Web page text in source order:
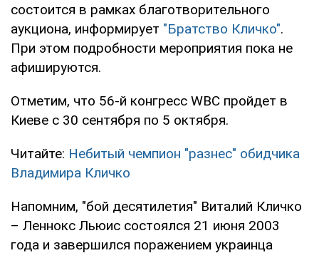
состоится в рамках благотворительного
аукциона, информирует "Братство Кличко".
При этом подробности мероприятия пока не
афишируются.
Отметим, что 56-й конгресс WBC пройдет в
Киеве с 30 сентября по 5 октября.
Читайте: Небитый чемпион "разнес" обидчика
Владимира Кличко
Напомним, "бой десятилетия" Виталий Кличко
– Леннокс Льюис состоялся 21 июня 2003
года и завершился поражением украинца